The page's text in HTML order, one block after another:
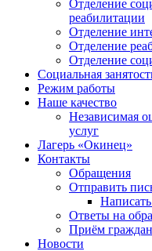
Отделение
реабилитации
Отделение
Отделение
Отделение
Социальная
Режим работы
Наше качество
Независимая
услуг
Лагерь «Окинец»
Контакты
Обращения
Отправить
Ответы на
Приём граждан
Новости